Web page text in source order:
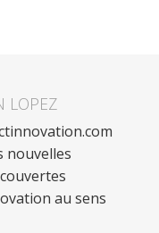
LOPEZ
nouvelles
au sens